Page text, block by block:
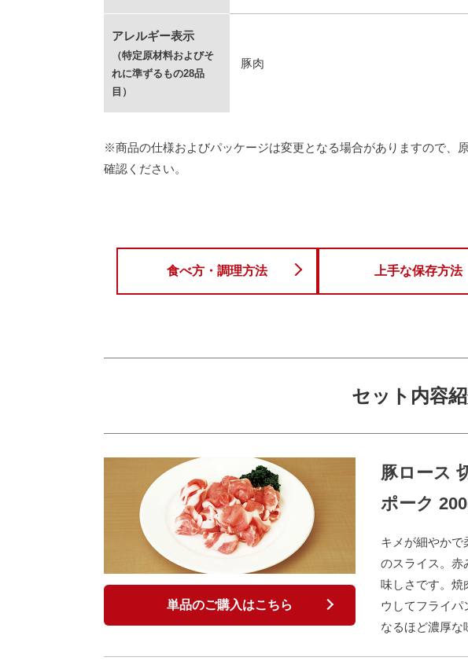
アレルギー表示
（特定原材料およびそ
れに準ずるもの28品
目）
豚肉
※商品の仕様およびパッケージは変更となる場合がありますので、
確認ください。
食べ方・調理方法 上手な保存方法
セット内容
豚ロース
ポーク
キメが細やかで
のスライス。赤
味しさです。焼
ウしてフライパ
なるほど濃厚な
単品のご購入はこちら